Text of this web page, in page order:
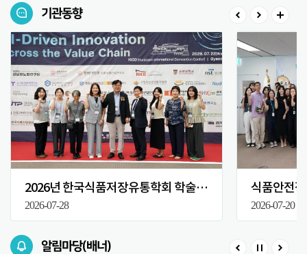
기관동향
2026년 한국식품저장유통학회 학술대회
2026-07-28
식품안전
2026-07-20
알림마당(배너)